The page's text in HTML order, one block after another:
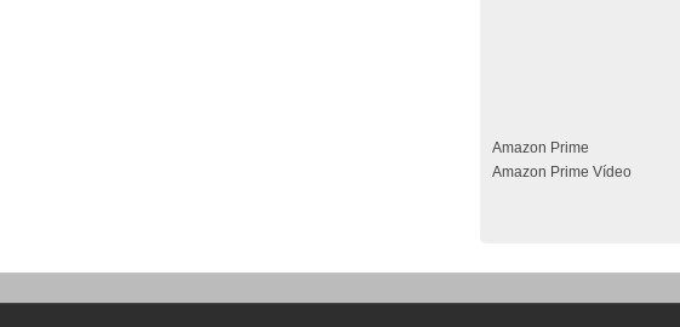
Amazon Prime
Amazon Prime Vídeo